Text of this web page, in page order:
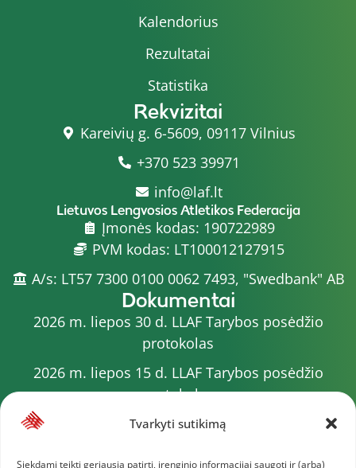
Tvarkyti sutikimą
Siekdami teikti geriausią patirtį, įrenginio informacijai saugoti ir (arba)
Kalendorius
Rezultatai
Statistika
Rekvizitai
Kareivių g. 6-5609, 09117 Vilnius
+370 523 39971
info@laf.lt
Lietuvos Lengvosios Atletikos Federacija
Įmonės kodas: 190722989
PVM kodas: LT100012127915
A/s: LT57 7300 0100 0062 7493, "Swedbank" AB
Dokumentai
2026 m. liepos 30 d. LLAF Tarybos posėdžio
protokolas
2026 m. liepos 15 d. LLAF Tarybos posėdžio
protokolas
2026 m. liepos 20 d. LLAF VK posėdžio protokolas